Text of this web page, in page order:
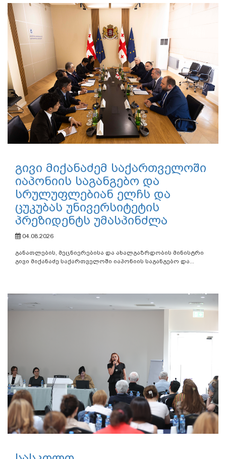
ოკუპირებულ ტერიტორიებზე
მცხოვრები
აბიტურიენტებისთვის
სკოლისშემდგომი
განათლებისთვის მომზადების
პროგრამაზე განაცხადების
მიღება დაიწყო
05.08.2026
აბიტურიენტებისთვის სკოლისშემდგომი განათლებისთვის
მომზადების პროგრამაზე...
გივი მიქანაძემ საქართველოში
იაპონიის საგანგებო და
სრულუფლებიან ელჩს და
ცუკუბას უნივერსიტეტის
პრეზიდენტს უმასპინძლა
განათლების, მეცნიერებისა და ახალგაზრდობის მინისტრი